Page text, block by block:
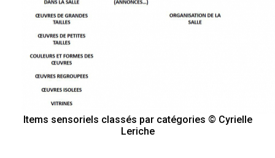
Items sensoriels classés par catégories © Cyrielle
Leriche